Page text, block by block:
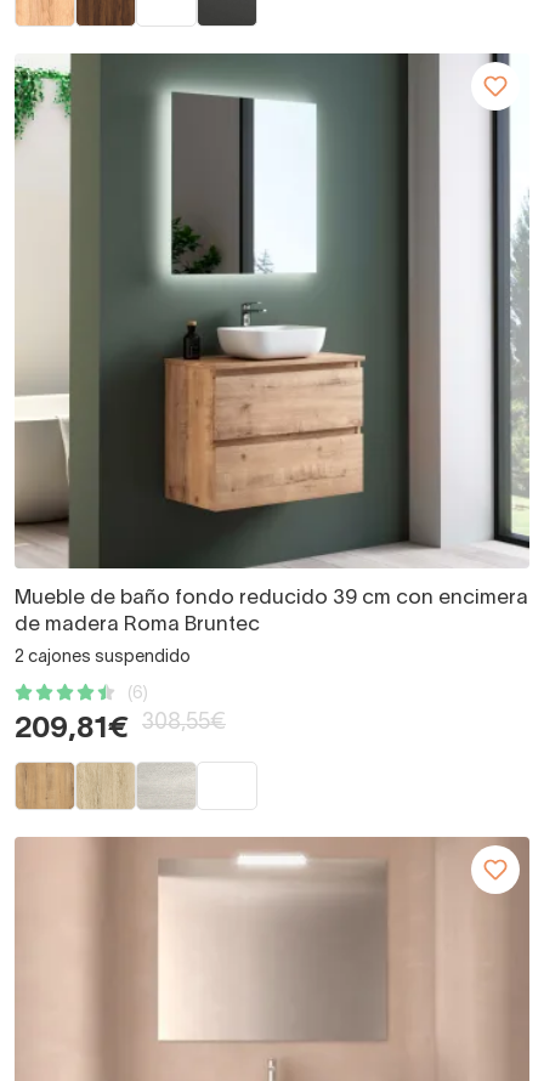
Mueble de baño fondo reducido 39 cm con encimera
de madera Roma Bruntec
2 cajones suspendido
(6)
209,81€ 308,55€